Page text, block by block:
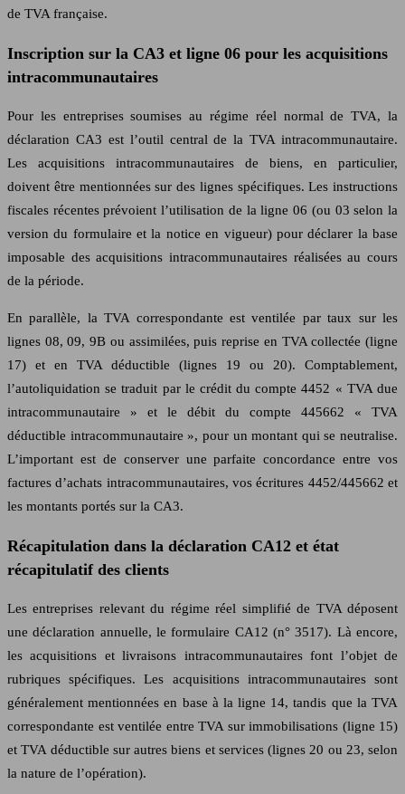
de TVA française.
Inscription sur la CA3 et ligne 06 pour les acquisitions
intracommunautaires
Pour les entreprises soumises au régime réel normal de TVA, la
déclaration CA3 est l’outil central de la TVA intracommunautaire.
Les acquisitions intracommunautaires de biens, en particulier,
doivent être mentionnées sur des lignes spécifiques. Les instructions
fiscales récentes prévoient l’utilisation de la ligne 06 (ou 03 selon la
version du formulaire et la notice en vigueur) pour déclarer la base
imposable des acquisitions intracommunautaires réalisées au cours
de la période.
En parallèle, la TVA correspondante est ventilée par taux sur les
lignes 08, 09, 9B ou assimilées, puis reprise en TVA collectée (ligne
17) et en TVA déductible (lignes 19 ou 20). Comptablement,
l’autoliquidation se traduit par le crédit du compte 4452 « TVA due
intracommunautaire » et le débit du compte 445662 « TVA
déductible intracommunautaire », pour un montant qui se neutralise.
L’important est de conserver une parfaite concordance entre vos
factures d’achats intracommunautaires, vos écritures 4452/445662 et
les montants portés sur la CA3.
Récapitulation dans la déclaration CA12 et état
récapitulatif des clients
Les entreprises relevant du régime réel simplifié de TVA déposent
une déclaration annuelle, le formulaire CA12 (n° 3517). Là encore,
les acquisitions et livraisons intracommunautaires font l’objet de
rubriques spécifiques. Les acquisitions intracommunautaires sont
généralement mentionnées en base à la ligne 14, tandis que la TVA
correspondante est ventilée entre TVA sur immobilisations (ligne 15)
et TVA déductible sur autres biens et services (lignes 20 ou 23, selon
la nature de l’opération).